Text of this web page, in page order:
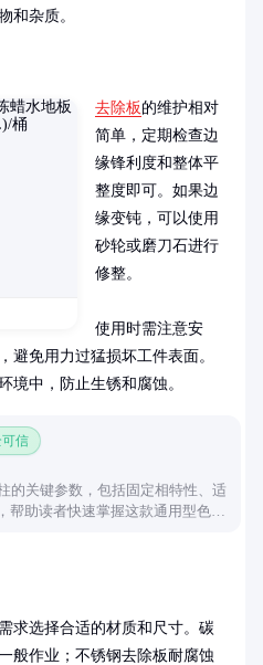
和杂质。
去除板 的维护相对
简单，定期检查边
缘锋利度和整体平
整度即可。如果边
缘变钝，可以使用
砂轮或磨刀石进行
修整。
使用时需注意安
避免用力过猛损坏工件表面。
境中，防止生锈和腐蚀。
可信
的关键参数，包括固定相特性、适
帮助读者快速掌握这款通用型色谱
求选择合适的材质和尺寸。碳
般作业；不锈钢去除板耐腐蚀